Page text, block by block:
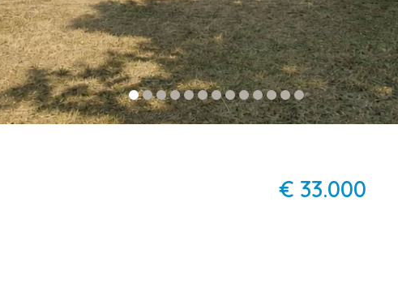
€ 33.000